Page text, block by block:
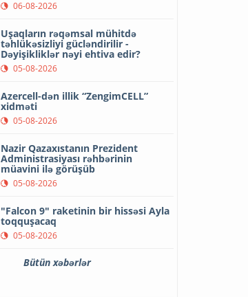
06-08-2026
Uşaqların rəqəmsal mühitdə
təhlükəsizliyi gücləndirilir -
Dəyişikliklər nəyi ehtiva edir?
05-08-2026
Azercell-dən illik “ZengimCELL”
xidməti
05-08-2026
Nazir Qazaxıstanın Prezident
Administrasiyası rəhbərinin
müavini ilə görüşüb
05-08-2026
"Falcon 9" raketinin bir hissəsi Ayla
toqquşacaq
05-08-2026
Bütün xəbərlər